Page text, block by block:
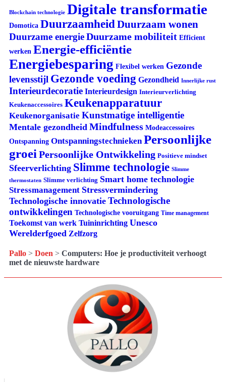
Blockchain technologie Digitale transformatie
Domotica Duurzaamheid Duurzaam wonen
Duurzame energieDuurzame mobiliteit Efficient
werken Energie-efficiëntie
Energiebesparing Flexibel werken Gezonde
levensstijl Gezonde voeding Gezondheid Innerlijke rust
Interieurdecoratie Interieurdesign Interieurverlichting
Keukenaccessoires Keukenapparatuur
Keukenorganisatie Kunstmatige intelligentie
Mentale gezondheid Mindfulness Modeaccessoires
Ontspanning Ontspanningstechnieken Persoonlijke
groei Persoonlijke Ontwikkeling Positieve mindset
Sfeerverlichting Slimme technologie Slimme
thermostaten Slimme verlichting Smart home technologie
Stressmanagement Stressvermindering
Technologische innovatie Technologische
ontwikkelingen Technologische vooruitgang Time management
Toekomst van werk Tuininrichting Unesco
Werelderfgoed Zelfzorg
Pallo > Doen > Computers: Hoe je productiviteit verhoogt
met de nieuwste hardware